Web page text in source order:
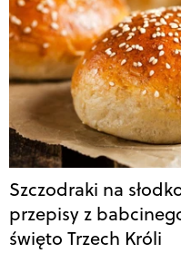
Szczodraki na
przepisy z
święto Trzech Króli